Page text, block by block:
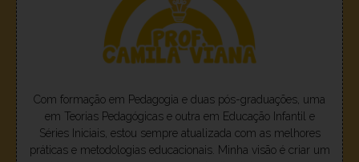
Com formação em Pedagogia e duas pós-graduações, uma
em Teorias Pedagógicas e outra em Educação Infantil e
Séries Iniciais, estou sempre atualizada com as melhores
práticas e metodologias educacionais. Minha visão é criar um